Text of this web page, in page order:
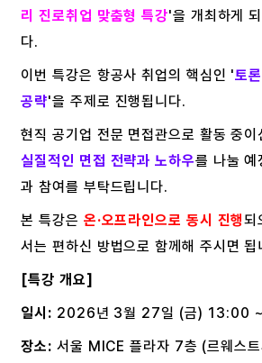
리 진로취업 맞춤형 특강'을 개최하게
다.
이번 특강은 항공사 취업의 핵심인 '토
공략'을 주제로 진행됩니다.
현직 공기업 전문 면접관으로 활동 중이
실질적인 면접 전략과 노하우를 나눌 예
과 참여를 부탁드립니다.
본 특강은 온·오프라인으로 동시 진행되
서는 편하신 방법으로 함께해 주시면 됩
[특강 개요]
일시: 2026년 3월 27일 (금) 13:00
장소: 서울 MICE 플라자 7층 (르웨스